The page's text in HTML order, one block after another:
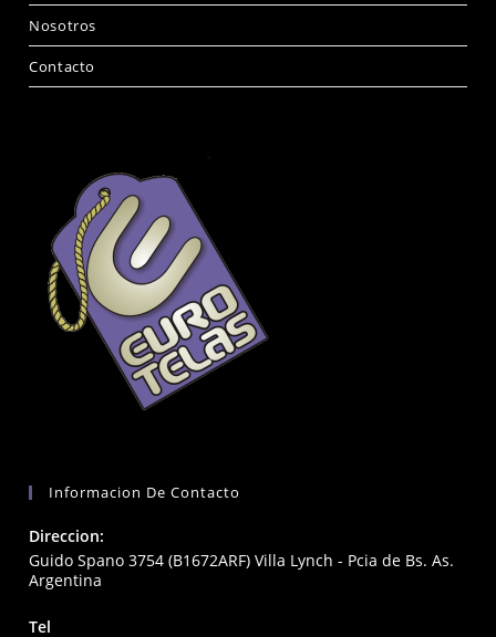
Nosotros
Contacto
Informacion De Contacto
Direccion:
Guido Spano 3754 (B1672ARF) Villa Lynch - Pcia de Bs. As.
Argentina
Tel